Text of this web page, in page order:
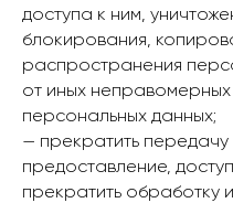
доступа к ним,
блокирования,
распространения
от иных
персональных данных;
— прекратить
предоставление,
прекратить обработку